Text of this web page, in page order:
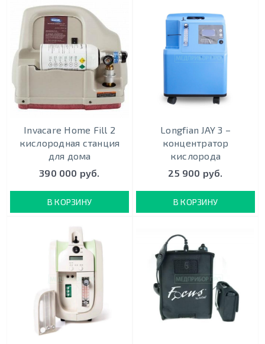
Invacare Home Fill 2
кислородная станция
для дома
390 000 руб.
В КОРЗИНУ
Longfian JAY 3 –
концентратор
кислорода
25 900 руб.
В КОРЗИНУ